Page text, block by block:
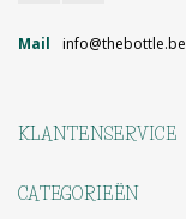
Mail info@thebottle.be
KLANTENSERVICE
CATEGORIEËN